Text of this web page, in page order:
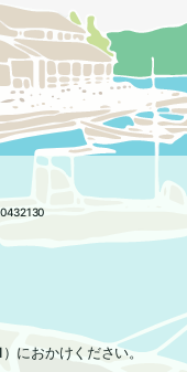
におかけください。